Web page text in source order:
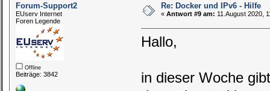
Forum-Support2
EUserv Internet
Foren Legende
Offline
Beiträge: 3842
Re: Docker und IPv6 - Hilfe
« Antwort #9 am: 11.August 2020,
Hallo,
in dieser Woche